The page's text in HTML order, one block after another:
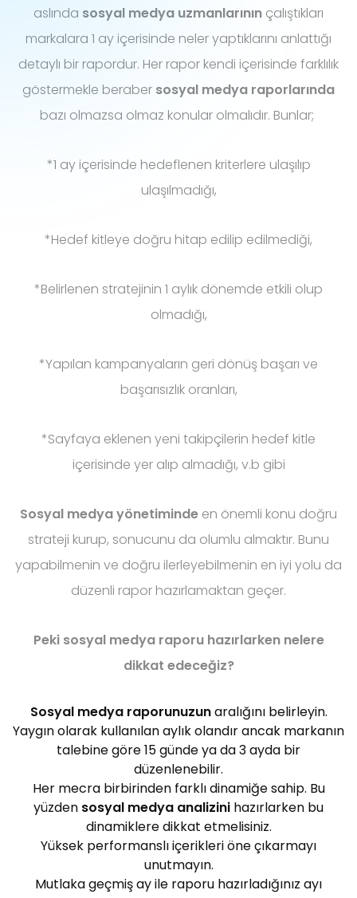
aslında sosyal medya uzmanlarının çalıştıkları
markalara 1 ay içerisinde neler yaptıklarını anlattığı
detaylı bir rapordur. Her rapor kendi içerisinde farklılık
göstermekle beraber sosyal medya raporlarında
bazı olmazsa olmaz konular olmalıdır. Bunlar;
*1 ay içerisinde hedeflenen kriterlere ulaşılıp
ulaşılmadığı,
*Hedef kitleye doğru hitap edilip edilmediği,
*Belirlenen stratejinin 1 aylık dönemde etkili olup
olmadığı,
*Yapılan kampanyaların geri dönüş başarı ve
başarısızlık oranları,
*Sayfaya eklenen yeni takipçilerin hedef kitle
içerisinde yer alıp almadığı, v.b gibi
Sosyal medya yönetiminde en önemli konu doğru
strateji kurup, sonucunu da olumlu almaktır. Bunu
yapabilmenin ve doğru ilerleyebilmenin en iyi yolu da
düzenli rapor hazırlamaktan geçer.
Peki sosyal medya raporu hazırlarken nelere
dikkat edeceğiz?
Sosyal medya raporunuzunaralığını belirleyin.
Yaygın olarak kullanılan aylık olandır ancak markanın
talebine göre 15 günde ya da 3 ayda bir
düzenlenebilir.
Her mecra birbirinden farklı dinamiğe sahip. Bu
yüzden sosyal medya analizini hazırlarken bu
dinamiklere dikkat etmelisiniz.
Yüksek performanslı içerikleri öne çıkarmayı
unutmayın.
Mutlaka geçmiş ay ile raporu hazırladığınız ayı